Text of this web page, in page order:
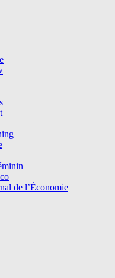
de l’Économie